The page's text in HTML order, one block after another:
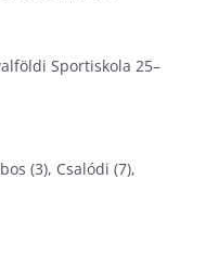
Sportiskola 25–
(3), Csalódi (7),